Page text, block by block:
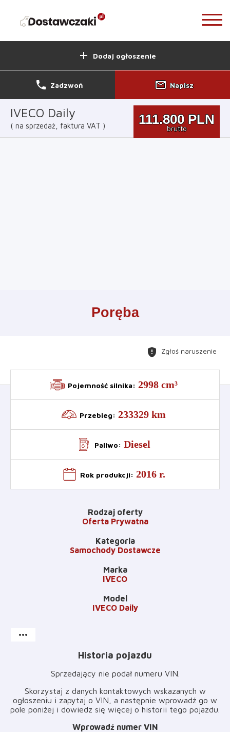
add Dodaj ogłoszenie
IVECO Daily
na sprzedaż, faktura VAT 111.800 PLN
brutto
Poręba
gpp_maybe Zgłoś naruszenie
Pojemność silnika: 2998 cm³
Przebieg: 233329 km
Paliwo: Diesel
Rok produkcji: 2016 r.
Rodzaj oferty
Oferta Prywatna
Kategoria
Samochody Dostawcze
Marka
IVECO
Model
IVECO Daily
more_horiz
Historia pojazdu
Sprzedający nie podał numeru VIN
Skorzystaj z danych kontaktowych wskazanych w
ogłoszeniu i zapytaj o VIN, a następnie wprowadź go w
pole poniżej i dowiedz się więcej o historii tego pojazdu
Wprowadź numer VIN
phone Zadzwoń mail_outline Napisz